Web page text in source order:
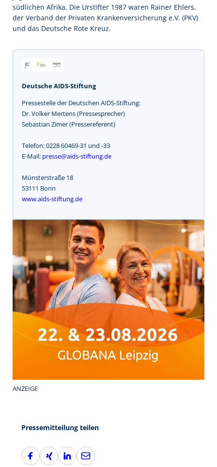
südlichen Afrika. Die Urstifter 1987 waren Rainer Ehlers,
der Verband der Privaten Krankenversicherung e.V. (PKV)
und das Deutsche Rote Kreuz.
Deutsche AIDS-Stiftung
Pressestelle der Deutschen AIDS-Stiftung:
Dr. Volker Mertens (Pressesprecher)
Sebastian Zimer (Pressereferent)
Telefon: 0228 60469-31 und -33
E-Mail: presse@aids-stiftung.de
Münsterstraße 18
53111 Bonn
www.aids-stiftung.de
ANZEIGE
Pressemitteilung teilen
F
a
X
i
L
i
E
-